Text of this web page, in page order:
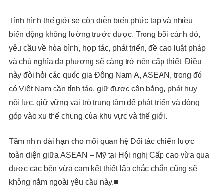
Tình hình thế giới sẽ còn diễn biến phức tạp và nhiều
biến động không lường trước được. Trong bối cảnh đó,
yêu cầu về hòa bình, hợp tác, phát triển, đề cao luật pháp
và chủ nghĩa đa phương sẽ càng trở nên cấp thiết. Điều
này đòi hỏi các quốc gia Đông Nam Á, ASEAN, trong đó
có Việt Nam cần tỉnh táo, giữ được cân bằng, phát huy
nội lực, giữ vững vai trò trung tâm để phát triển và đóng
góp vào xu thế chung của khu vực và thế giới.
Tầm nhìn dài hạn cho mối quan hệ Đối tác chiến lược
toàn diện giữa ASEAN – Mỹ tại Hội nghị Cấp cao vừa qua
được các bên vừa cam kết thiết lập chắc chắn cũng sẽ
không nằm ngoài yêu cầu này.■